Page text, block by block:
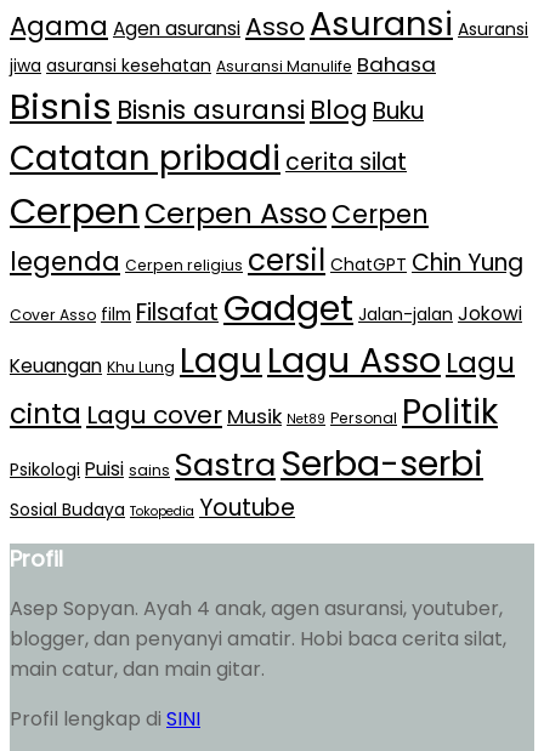
Agama Agen asuransiAsso Asuransi Asuransi
jiwa asuransi kesehatan Asuransi Manulife Bahasa
Bisnis Bisnis asuransi Blog Buku
Catatan pribadi cerita silat
Cerpen Cerpen AssoCerpen
legenda Cerpen religius cersil ChatGPT Chin Yung
Cover Asso film Filsafat Gadget Jalan-jalan Jokowi
Keuangan Khu Lung Lagu Lagu Asso Lagu
cinta Lagu cover Musik Net89 Personal Politik
Psikologi Puisi sains SastraSerba-serbi
Sosial Budaya Tokopedia Youtube
Profil
Asep Sopyan. Ayah 4 anak, agen asuransi, youtuber,
blogger, dan penyanyi amatir. Hobi baca cerita silat,
main catur, dan main gitar.
Profil lengkap di SINI